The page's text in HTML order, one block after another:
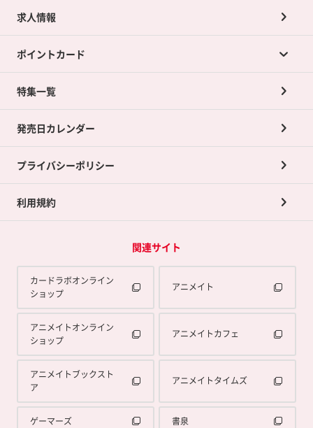
カードラボの買取サービスTOP
店舗買取について
ネット買取について
買取承諾書について
求人情報
ポイントカード
ポイントカードTOP
ポイント交換景品
特集一覧
発売日カレンダー
プライバシーポリシー
利用規約
関連サイト
カードラボオンライン
ショップ
アニメイト
アニメイトオンライン
ショップ
アニメイトカフェ
アニメイトブックスト
ア
アニメイトタイムズ
ゲーマーズ 書泉